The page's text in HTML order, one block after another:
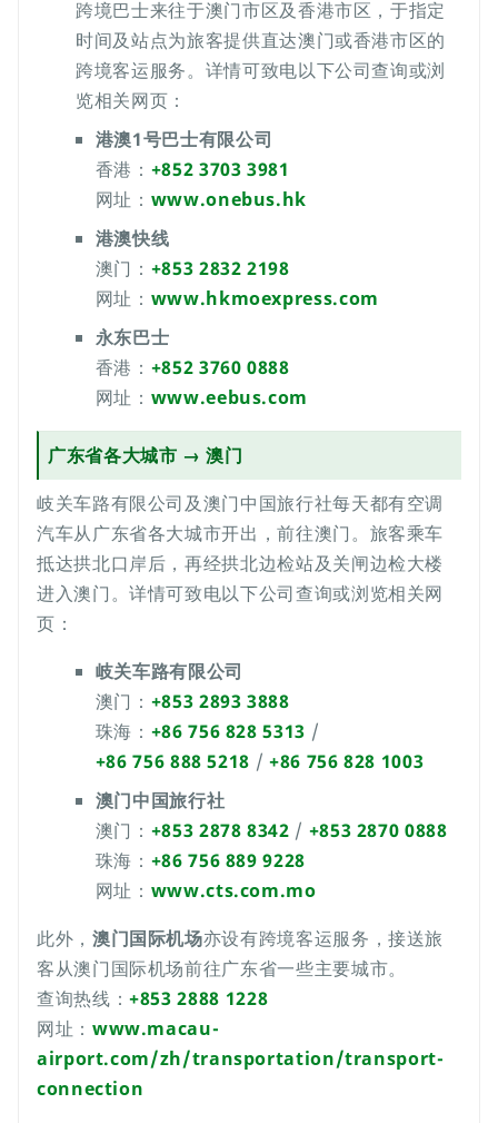
跨境巴士来往于澳门市区及香港市区，于指定
时间及站点为旅客提供直达澳门或香港市区的
跨境客运服务。详情可致电以下公司查询或浏
览相关网页：
港澳1号巴士有限公司
香港： +852 3703 3981
网址： www.onebus.hk
港澳快线
澳门： +853 2832 2198
网址： www.hkmoexpress.com
永东巴士
香港： +852 3760 0888
网址： www.eebus.com
广东省各大城市 → 澳门
岐关车路有限公司及澳门中国旅行社每天都有空调
汽车从广东省各大城市开出，前往澳门。旅客乘车
抵达拱北口岸后，再经拱北边检站及关闸边检大楼
进入澳门。详情可致电以下公司查询或浏览相关网
页：
岐关车路有限公司
澳门： +853 2893 3888
珠海： +86 756 828 5313 /
+86 756 888 5218 / +86 756 828 1003
澳门中国旅行社
澳门： +853 2878 8342 / +853 2870 0888
珠海： +86 756 889 9228
网址： www.cts.com.mo
此外， 澳门国际机场亦设有跨境客运服务，接送旅
客从澳门国际机场前往广东省一些主要城市。
查询热线：+853 2888 1228
网址： www.macau-
airport.com/zh/transportation/transport-
connection